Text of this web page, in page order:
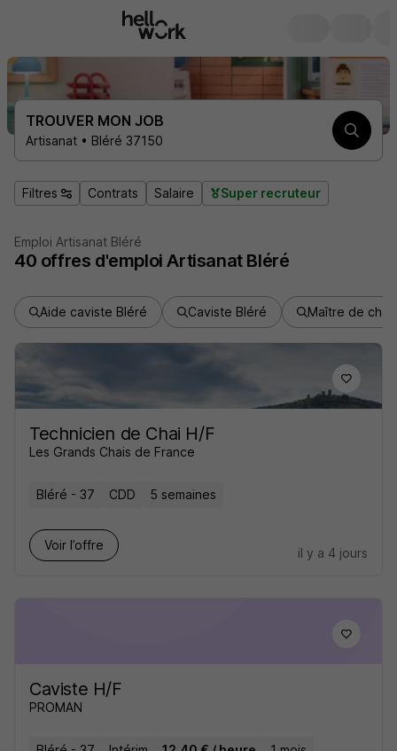
TROUVER MON JOB
Artisanat • Bléré 37150
Filtres Contrats Salaire Super recruteur
Emploi Artisanat Bléré
40 offres d'emploi Artisanat Bléré
Aide caviste Bléré Caviste Bléré Maître de chai
Technicien de Chai H/F
Les Grands Chais de France
Bléré - 37 CDD 5 semaines
Voir l’offre
il y a 4 jours
Caviste H/F
PROMAN